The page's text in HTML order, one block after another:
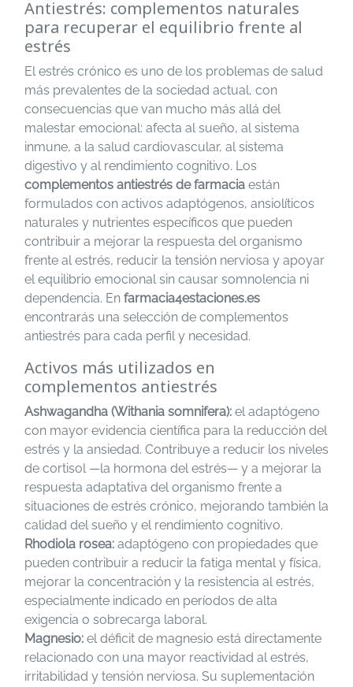
Antiestrés: complementos naturales
para recuperar el equilibrio frente al
estrés
El estrés crónico es uno de los problemas de salud
más prevalentes de la sociedad actual, con
consecuencias que van mucho más allá del
malestar emocional: afecta al sueño, al sistema
inmune, a la salud cardiovascular, al sistema
digestivo y al rendimiento cognitivo. Los
complementos antiestrés de farmacia están
formulados con activos adaptógenos, ansiolíticos
naturales y nutrientes específicos que pueden
contribuir a mejorar la respuesta del organismo
frente al estrés, reducir la tensión nerviosa y apoyar
el equilibrio emocional sin causar somnolencia ni
dependencia. En farmacia4estaciones.es
encontrarás una selección de complementos
antiestrés para cada perfil y necesidad.
Activos más utilizados en
complementos antiestrés
Ashwagandha (Withania somnifera): el adaptógeno
con mayor evidencia científica para la reducción del
estrés y la ansiedad. Contribuye a reducir los niveles
de cortisol —la hormona del estrés— y a mejorar la
respuesta adaptativa del organismo frente a
situaciones de estrés crónico, mejorando también la
calidad del sueño y el rendimiento cognitivo.
Rhodiola rosea: adaptógeno con propiedades que
pueden contribuir a reducir la fatiga mental y física,
mejorar la concentración y la resistencia al estrés,
especialmente indicado en períodos de alta
exigencia o sobrecarga laboral.
Magnesio: el déficit de magnesio está directamente
relacionado con una mayor reactividad al estrés,
irritabilidad y tensión nerviosa. Su suplementación